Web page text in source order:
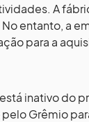
A
entanto, a
para a
inativo do
Grêmio